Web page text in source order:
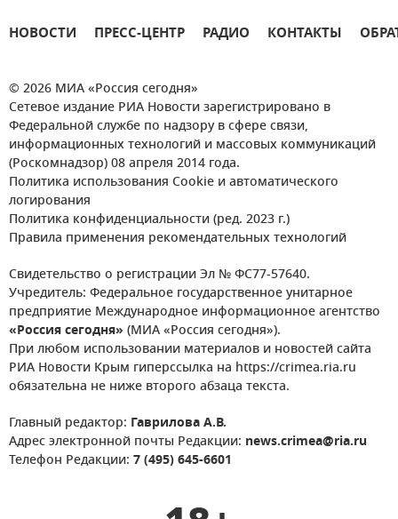
НОВОСТИ ПРЕСС-ЦЕНТР РАДИО КОНТАКТЫ
© 2026 МИА «Россия сегодня»
Сетевое издание РИА Новости зарегистрировано в
Федеральной службе по надзору в сфере связи,
информационных технологий и массовых коммуникаций
(Роскомнадзор) 08 апреля 2014 года.
Политика использования Cookie и автоматического
логирования
Политика конфиденциальности (ред. 2023 г.)
Правила применения рекомендательных технологий
Свидетельство о регистрации Эл № ФС77-57640.
Учредитель: Федеральное государственное унитарное
предприятие Международное информационное агентство
«Россия сегодня» (МИА «Россия сегодня»).
При любом использовании материалов и новостей сайта
РИА Новости Крым гиперссылка на https://crimea.ria.ru
обязательна не ниже второго абзаца текста.
Главный редактор: Гаврилова А.В.
Адрес электронной почты Редакции: news.crimea@ria.ru
Телефон Редакции: 7 (495) 645-6601